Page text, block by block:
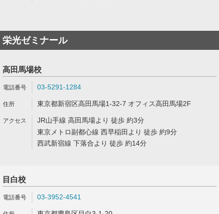
栄光ゼミナール
高田馬場校
03-5291-1284
東京都新宿区高田馬場1-32-7 オフィス高田馬場2F
JR山手線 高田馬場より 徒歩 約3分
東京メトロ副都心線 西早稲田より 徒歩 約9分
西武新宿線 下落合より 徒歩 約14分
目白校
03-3952-4541